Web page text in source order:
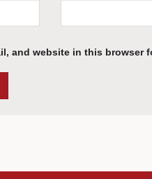
and website in this browser